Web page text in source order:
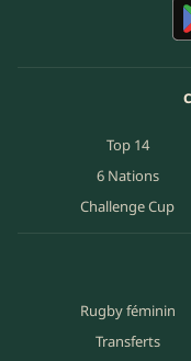
Top 14
6 Nations
Challenge Cup
Rugby féminin
Transferts